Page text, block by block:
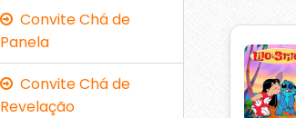
Convite Chá de
Panela
Convite Chá de
Revelação